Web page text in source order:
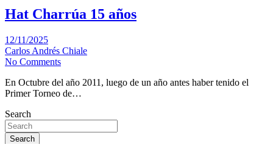
Hat Charrúa 15 años
12/11/2025
Carlos Andrés Chiale
No Comments
En Octubre del año 2011, luego de un año antes haber tenido el
Primer Torneo de…
Search
Search